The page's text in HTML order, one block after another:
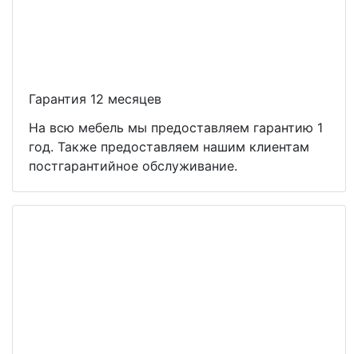
Гарантия 12 месяцев
На всю мебель мы предоставляем гарантию 1
год. Также предоставляем нашим клиентам
постгарантийное обслуживание.